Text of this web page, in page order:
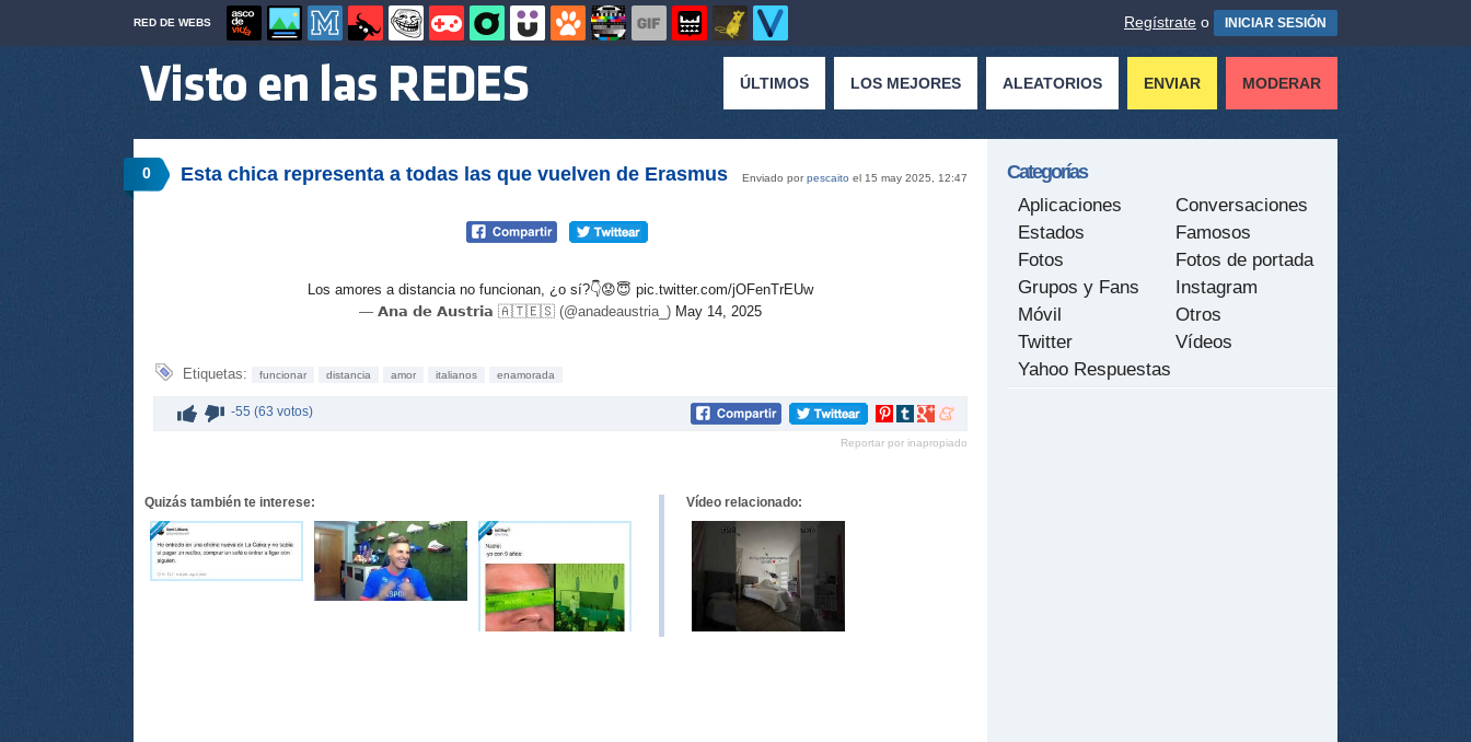
RED DE WEBS Regístrate o INICIAR SESIÓN
ÚLTIMOS LOS MEJORES ALEATORIOS ENVIAR MODERAR
0 Enviado porpescaito el 15 may 2025, 12:47
Esta chica representa a todas las que vuelven de Erasmus
Los amores a distancia no funcionan, ¿o sí?👇😟😇 pic.twitter.com/jOFenTrEUw
— 𝗔𝗻𝗮 𝗱𝗲 𝗔𝘂𝘀𝘁𝗿𝗶𝗮 🇦🇹🇪🇸 (@anadeaustria_) May 14, 2025
Etiquetas: funcionar distancia amor italianos enamorada
-55 (63 votos)
Compartir
Pinterest
Compartir
tumblr
Compartir
Google+
Compartir
meneame
Reportar por inapropiado
Quizás también te interese: Vídeo relacionado:
Categorías
Aplicaciones
Conversaciones
Estados
Famosos
Fotos
Fotos de portada
Grupos y Fans
Instagram
Móvil
Otros
Twitter
Vídeos
Yahoo Respuestas